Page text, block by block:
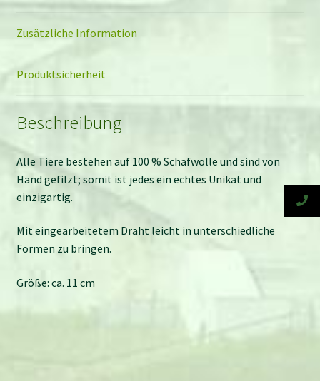
Menge
Zusätzliche Information
Produktsicherheit
Beschreibung
Alle Tiere bestehen auf 100 % Schafwolle und sind von
Hand gefilzt; somit ist jedes ein echtes Unikat und
einzigartig.
Mit eingearbeitetem Draht leicht in unterschiedliche
Formen zu bringen.
Größe: ca. 11 cm